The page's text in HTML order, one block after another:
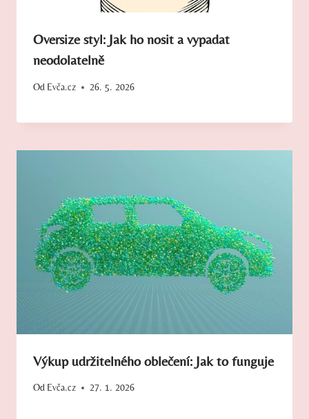
Oversize styl: Jak ho nosit a vypadat
neodolatelně
Od Evča.cz 26. 5. 2026
Výkup udržitelného oblečení: Jak to funguje
Od Evča.cz 27. 1. 2026